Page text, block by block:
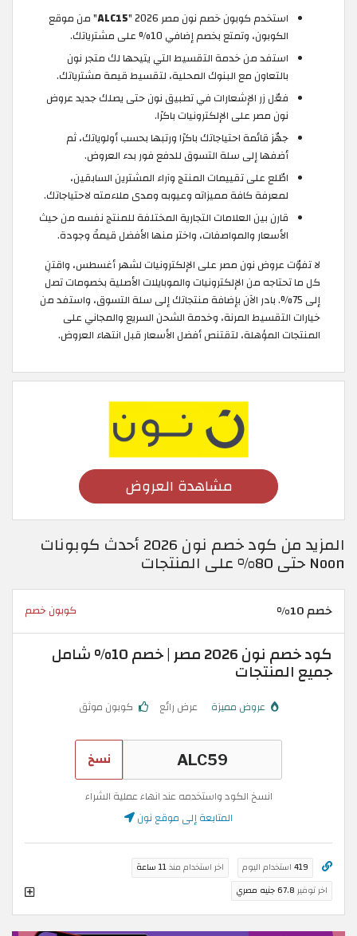
استخدم كوبون خصم نون مصر 2026 "
ALC15" من موقع
الكوبون، وتمتع بخصم إضافي 10% على مشترياتك.
استفد من خدمة التقسيط التي يتيحها لك متجر نون
بالتعاون مع البنوك المحلية، لتقسيط قيمة مشترياتك.
فعّل زر الإشعارات في تطبيق نون حتى يصلك جديد عروض
نون مصر على الإلكترونيات باكرًا.
جهّز قائمة احتياجاتك باكرًا ورتبها بحسب أولوياتك، ثم
أضفها إلى سلة التسوق للدفع فور بدء العروض.
اطّلع على تقييمات المنتج وآراء المشترين السابقين،
لمعرفة كافة مميزاته وعيوبه ومدى ملاءمته لاحتياجاتك.
قارن بين العلامات التجارية المختلفة للمنتج نفسه من حيث
الأسعار والمواصفات، واختر منها الأفضل قيمةً وجودة.
لا تفوّت عروض نون مصر على الإلكترونيات لشهر أغسطس، واقتنِ
كل ما تحتاجه من الإلكترونيات والموبايلات الأصلية بخصومات تصل
إلى 75%. بادر الآن بإضافة منتجاتك إلى سلة التسوق، واستفد من
خيارات التقسيط المرنة، وخدمة الشحن السريع والمجاني على
المنتجات المؤهلة، لتقتنص أفضل الأسعار قبل انتهاء العروض.
مشاهدة العروض
المزيد من كود خصم نون 2026 أحدث كوبونات
Noon حتى 80% على المنتجات
خصم 10% كوبون خصم
كود خصم نون 2026 مصر | خصم 10% شامل
جميع المنتجات
عروض مميزة عرض رائع كوبون موثق
نسخ
انسخ الكود واستخدمه عند انهاء عملية الشراء
المتابعة إلى موقع نون
419 استخدام اليوم اخر استخدام منذ11 ساعة
اخر توفير 67.8 جنيه مصري